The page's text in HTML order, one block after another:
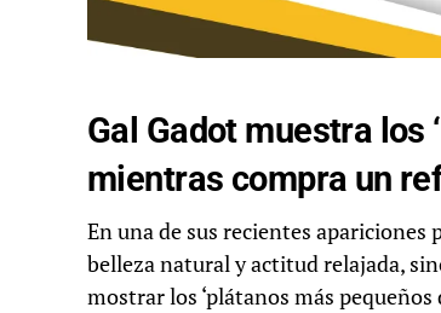
Gal Gadot muestra los
mientras compra un
En una de sus recientes apariciones
belleza natural y actitud relajada,
mostrar los ‘plátanos más